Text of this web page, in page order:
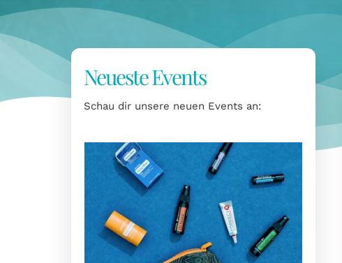
Neueste Events
Schau dir unsere neuen Events an: